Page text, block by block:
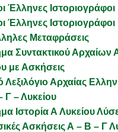
Έλληνες Ιστοριογράφοι
Έλληνες Ιστοριογράφοι
Μεταφράσεις
Συντακτικού Αρχαίων
με Ασκήσεις
Λεξιλόγιο Αρχαίας
Γ – Λυκείου
Ιστορία Α Λυκείου
Ασκήσεις Α – Β – Γ